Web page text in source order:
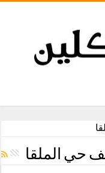
حي الملقا